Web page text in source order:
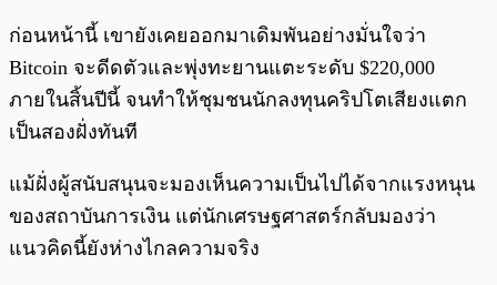
ก่อนหน้านี้ เขายังเคยออกมาเดิมพันอย่างมั่นใจว่า
Bitcoin จะดีดตัวและพุ่งทะยานแตะระดับ $220,000
ภายในสิ้นปีนี้ จนทำให้ชุมชนนักลงทุนคริปโตเสียงแตก
เป็นสองฝั่งทันที
แม้ฝั่งผู้สนับสนุนจะมองเห็นความเป็นไปได้จากแรงหนุน
ของสถาบันการเงิน แต่นักเศรษฐศาสตร์กลับมองว่า
แนวคิดนี้ยังห่างไกลความจริง